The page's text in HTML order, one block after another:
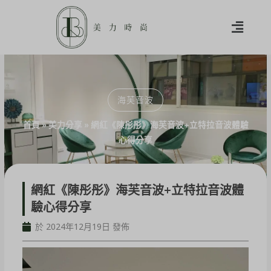
海芙音波
首頁»美力分享 » 網紅《陳彤彤》海芙音波+立特拉音波體驗
心得分享
網紅《陳彤彤》海芙音波+立特拉音波體
驗心得分享
於 2024年12月19日 發佈